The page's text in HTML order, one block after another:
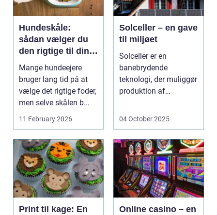
Hundeskåle:
sådan vælger du
den rigtige til din
hund
Mange hundeejere
bruger lang tid på at
vælge det rigtige foder,
men selve skålen b...
11 February 2026
Solceller – en gave
til miljøet
Solceller er en
banebrydende
teknologi, der muliggør
produktion af
udnytt...
04 October 2025
Print til kage: En
Online casino – en